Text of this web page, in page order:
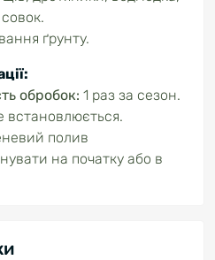
ґрунту.
обробок: 1 раз за сезон.
встановлюється.
полив
на початку або в